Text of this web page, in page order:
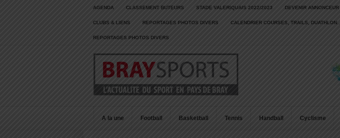
AGENDA CLASSEMENT BUTEURS STADE VALERIQUAIS 2022/2023 DEVENIR ANNONCEUR
CLUBS & LIENS REPORTAGES PHOTOS DIVERS CALENDRIER COURSES, TRAILS, DUATHLON…
REPORTAGES PHOTOS DIVERS
A la une Football Basketball Tennis Handball Cyclisme